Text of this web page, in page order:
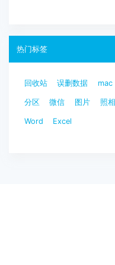
热门标签
回收站 误删数据 mac
分区 微信 图片 照
Word Excel